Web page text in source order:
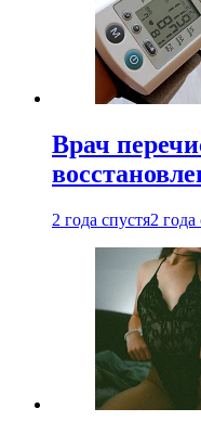
Врач
2 года спустя2 года